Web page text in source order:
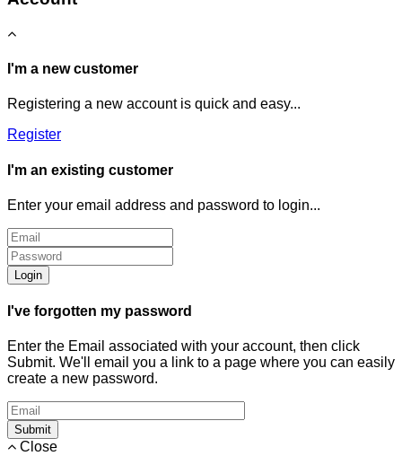
I'm a new customer
Registering a new account is quick and easy...
Register
I'm an existing customer
Enter your email address and password to login...
Login
I've forgotten my password
Enter the Email associated with your account, then click
Submit. We'll email you a link to a page where you can easily
create a new password.
Submit
Close